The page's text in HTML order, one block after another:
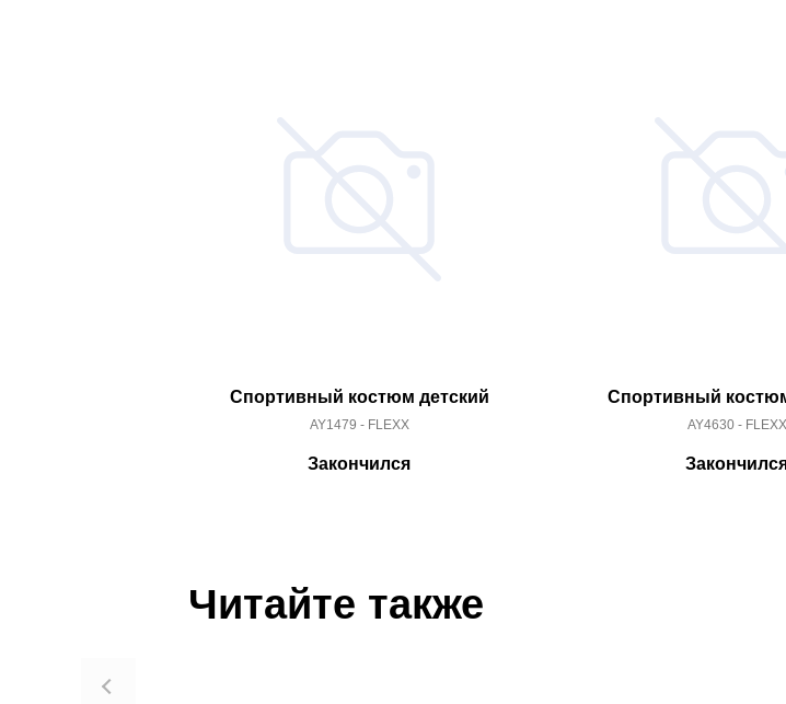
Спортивный костюм детский
AY1479 - FLEXX
Закончился
Спортивный
AY4630 - FLEXX
Читайте также